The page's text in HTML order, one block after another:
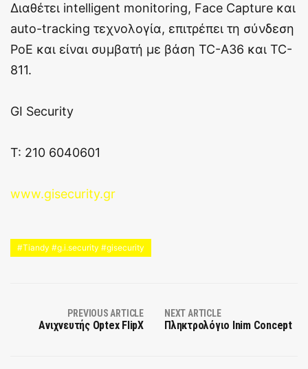
Διαθέτει intelligent monitoring, Face Capture και
auto-tracking τεχνολογία, επιτρέπει τη σύνδεση
PoE και είναι συμβατή με βάση TC-A36 και TC-
811.
GI Security
Τ: 210 6040601
www.gisecurity.gr
#Tiandy #g.i.security #gisecurity
PREVIOUS ARTICLE
Ανιχνευτής Optex FlipX
NEXT ARTICLE
Πληκτρολόγιο Inim Concept